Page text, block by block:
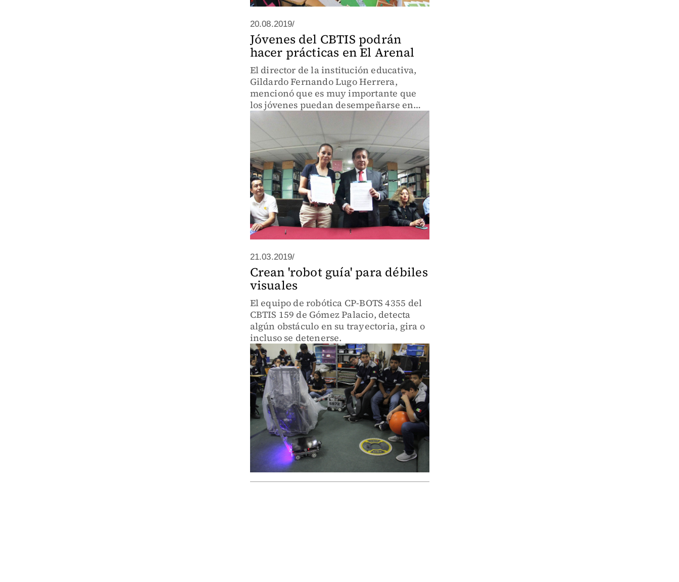
20.08.2019/
Jóvenes del CBTIS podrán
hacer prácticas en El Arenal
El director de la institución educativa,
Gildardo Fernando Lugo Herrera,
mencionó que es muy importante que
los jóvenes puedan desempeñarse en
instituciones donde pongan en práctica
los conocimientos de sus respectivas
áreas de estudio
21.03.2019/
Crean 'robot guía' para débiles
visuales
El equipo de robótica CP-BOTS 4355 del
CBTIS 159 de Gómez Palacio, detecta
algún obstáculo en su trayectoria, gira o
incluso se detenerse.